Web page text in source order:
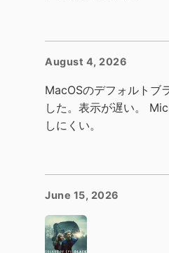
August 4, 2026
MacOSのデフォルトブ
した。表示が遅い。
しにくい。
June 15, 2026